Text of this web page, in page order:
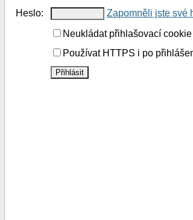
Heslo:
Zapomněli jste své
Neukládat přihlašovací cookie
Používat HTTPS i po